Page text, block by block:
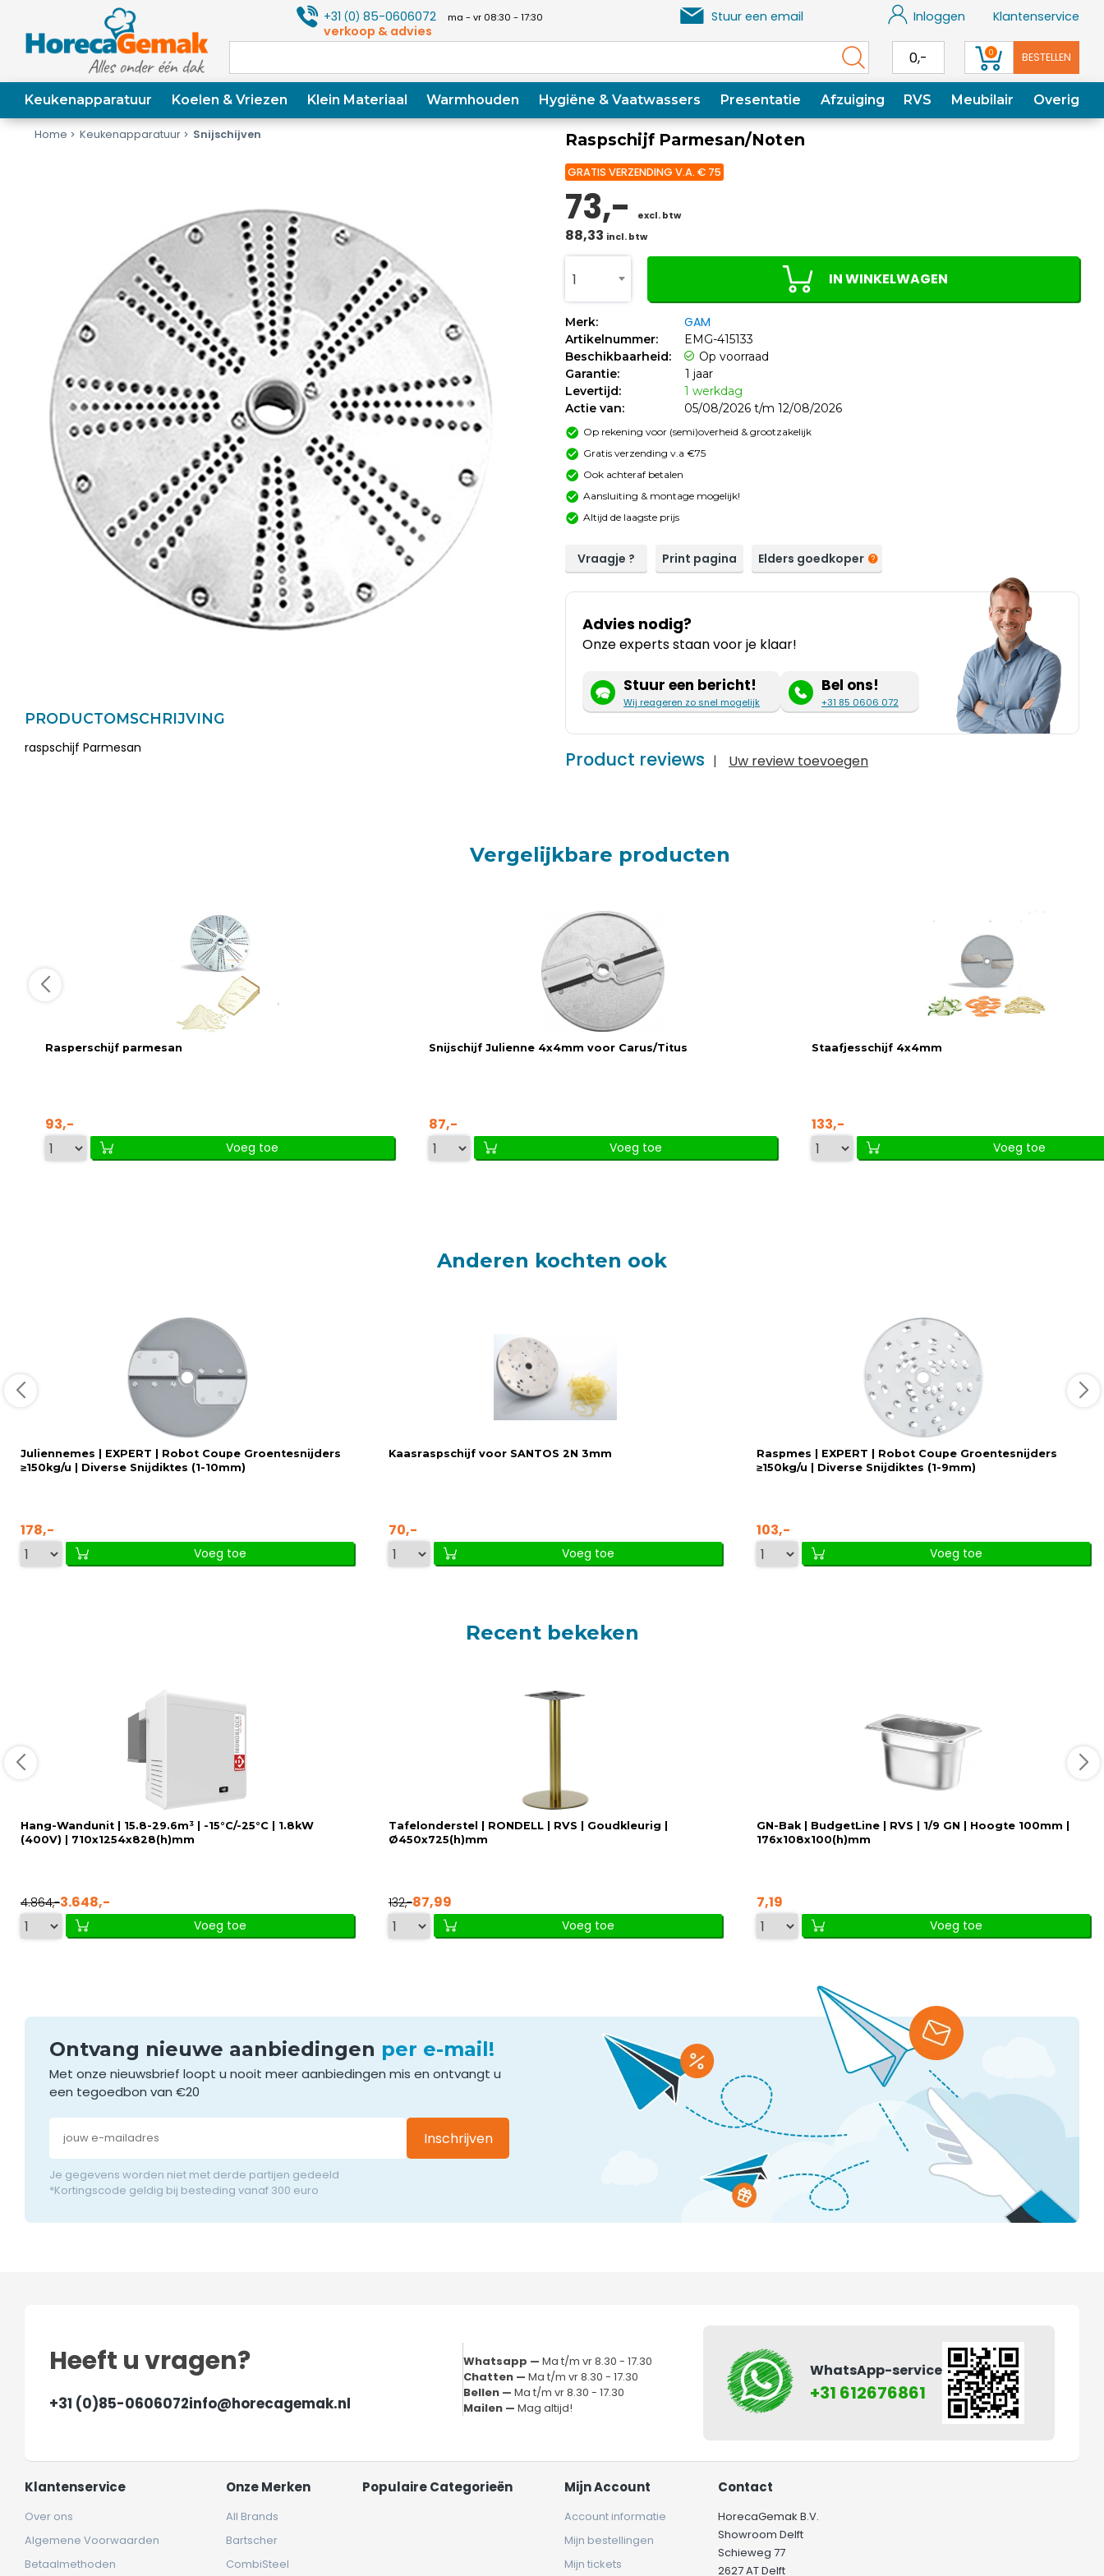
+31(0) 85-0606072 ma - vr 08:30 - 17:30
verkoop & advies
Stuur een email Inloggen Klantenservice
0,- 0 BESTELLEN
Keukenapparatuur Koelen & Vriezen Klein Materiaal Warmhouden Hygiëne & Vaatwassers Presentatie Afzuiging RVS Meubilair Overig
Home Keukenapparatuur Snijschijven
PRODUCTOMSCHRIJVING
raspschijf Parmesan
Raspschijf Parmesan/Noten
GRATIS VERZENDING V.A. € 75
73,- excl. btw
88,33 incl. btw
1 IN WINKELWAGEN
Merk: GAM
Artikelnummer:
EMG-415133
Beschikbaarheid:
Op voorraad
Garantie:
1 jaar
Levertijd:
1 werkdag
Actie van:
05/08/2026 t/m 12/08/2026
Op rekening voor (semi)overheid & grootzakelijk
Gratis verzending v.a €75
Ook achteraf betalen
Aansluiting & montage mogelijk!
Altijd de laagste prijs
Vraagje ? Print pagina Elders goedkoper
Advies nodig?
Onze experts staan voor je klaar!
Stuur een bericht!
Wij reageren zo snel mogelijk
Bel ons!
+31 85 0606 072
Product reviews | Uw review toevoegen
Vergelijkbare producten
Rasperschijf parmesan
93,-
Voeg toe
Snijschijf Julienne 4x4mm voor Carus/Titus
87,-
Voeg toe
Staafjesschijf 4x4mm
133,-
Voeg toe
Anderen kochten ook
Juliennemes | EXPERT | Robot Coupe Groentesnijders
≥150kg/u | Diverse Snijdiktes (1-10mm)
178,-
Voeg toe
Kaasraspschijf voor SANTOS 2N 3mm
70,-
Voeg toe
Raspmes | EXPERT | Robot Coupe Groentesnijders
≥150kg/u | Diverse Snijdiktes (1-9mm)
103,-
Voeg toe
Recent bekeken
Hang-Wandunit | 15.8-29.6m³ | -15°C/-25°C | 1.8kW
(400V) | 710x1254x828(h)mm
4.864,-3.648,-
Voeg toe
Tafelonderstel | RONDELL | RVS | Goudkleurig |
Ø450x725(h)mm
132,-87,99
Voeg toe
GN-Bak | BudgetLine | RVS | 1/9 GN | Hoogte 100mm |
176x108x100(h)mm
7,19
Voeg toe
Ontvang nieuwe aanbiedingen per e-mail!
Met onze nieuwsbrief loopt u nooit meer aanbiedingen mis en ontvangt u
een tegoedbon van €20
Inschrijven
Je gegevens worden niet met derde partijen gedeeld
*Kortingscode geldig bij besteding vanaf 300 euro
Heeft u vragen?
+31 (0)85-0606072info@horecagemak.nl
Whatsapp —Ma t/m vr 8.30 - 17.30
Chatten —Ma t/m vr 8.30 - 17.30
Bellen —Ma t/m vr 8.30 - 17.30
Mailen —Mag altijd!
WhatsApp-service
+31 612676861
Klantenservice
Over ons
Algemene Voorwaarden
Betaalmethoden
Onze Merken
All Brands
Bartscher
CombiSteel
Populaire Categorieën Mijn Account
Account informatie
Mijn bestellingen
Mijn tickets
Contact
HorecaGemak B.V.
Showroom Delft
Schieweg 77
2627 AT Delft